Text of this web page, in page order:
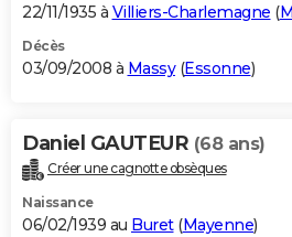
22/11/1935 à Villiers-Charlemagne (
Décès
03/09/2008 à Massy(Essonne)
Daniel GAUTEUR (68 ans)
Créer une cagnotte obsèques
Naissance
06/02/1939 au Buret(Mayenne)